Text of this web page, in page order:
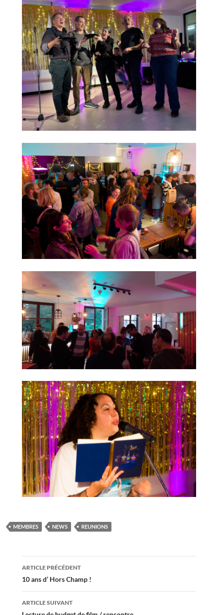
MEMBRES NEWS REUNIONS
Navigation
des
articles
ARTICLE PRÉCÉDENT
10 ans d’ Hors Champ !
ARTICLE SUIVANT